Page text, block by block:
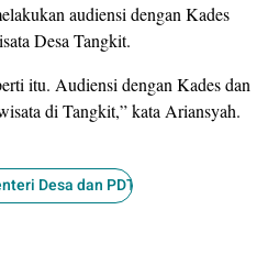
audiensi dengan Kades
Desa Tangkit.
itu. Audiensi dengan Kades dan
di Tangkit,” kata Ariansyah.
Desa dan PDT